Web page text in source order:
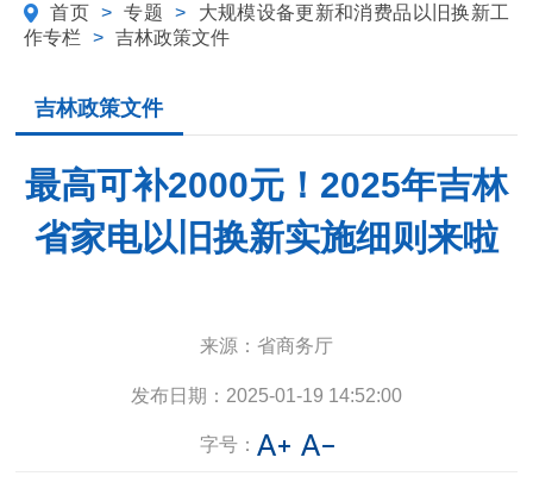
首页 > 专题 >
大规模设备更新和消费品以旧换新工
作专栏
> 吉林政策文件
吉林政策文件
最高可补2000元！2025年吉林
省家电以旧换新实施细则来啦
来源： 省商务厅
发布日期： 2025-01-19 14:52:00
字号：